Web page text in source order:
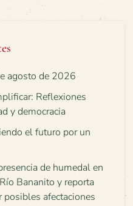
agosto de 2026
Reflexiones
y democracia
el futuro por un
de humedal en
Bananito y reporta
posibles afectaciones